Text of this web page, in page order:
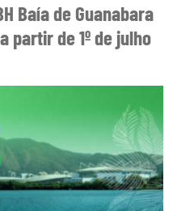
Baía de Guanabara
partir de 1º de julho